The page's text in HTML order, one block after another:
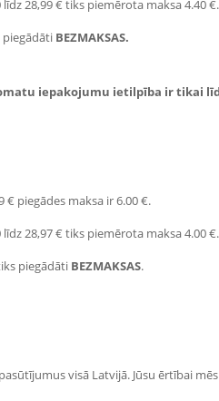
28,99 € tiks piemērota maksa 4.40 €.
BEZMAKSAS.
iepakojumu ietilpība ir tikai
€ piegādes maksa ir 6.00 €.
28,97 € tiks piemērota maksa 4.00 €.
piegādāti BEZMAKSAS.
visā Latvijā. Jūsu ērtībai